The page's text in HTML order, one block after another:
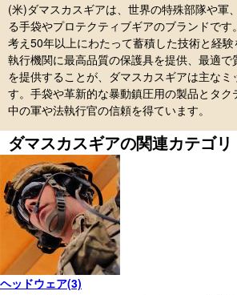
(米)ダマスカスギアは、世界の特殊部隊や軍
る手袋やプロテクティブギアのブランドで
考え50年以上にわたって蓄積した技術と経
執行機関に最高品質の保護具を提供、最適
を提供することが、ダマスカスギアは主なミ
す。手袋や革新的な暴動鎮圧用の製品とタク
中の軍や法執行官の信頼を得ています。
ダマスカスギアの関連カテゴリ
ヘッドウェア(3)